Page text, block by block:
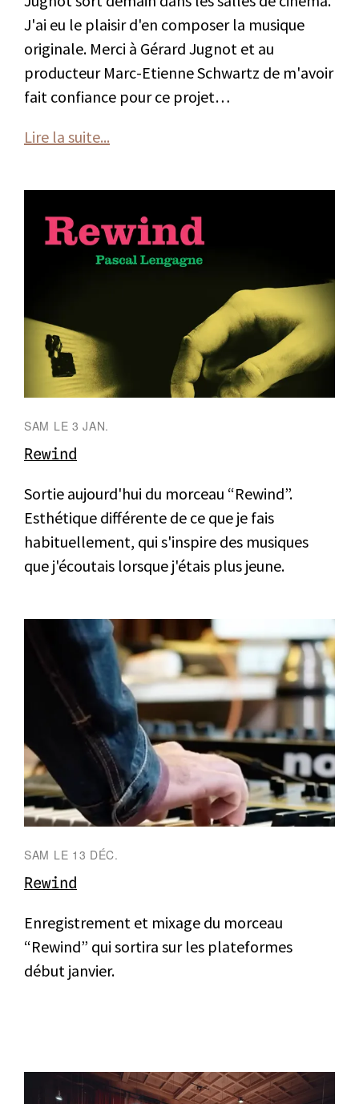
J'ai eu le plaisir d'en composer la musique
originale. Merci à Gérard Jugnot et au
producteur Marc-Etienne Schwartz de m'avoir
fait confiance pour ce projet…
Lire la suite...
SAM LE 3 JAN.
Rewind
Sortie aujourd'hui du morceau “Rewind”.
Esthétique différente de ce que je fais
habituellement, qui s'inspire des musiques
que j'écoutais lorsque j'étais plus jeune.
SAM LE 13 DÉC.
Rewind
Enregistrement et mixage du morceau
“Rewind” qui sortira sur les plateformes
début janvier.